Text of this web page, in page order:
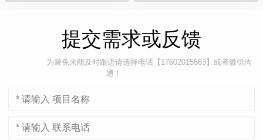
提交需求或反馈
为避免未能及时跟进请选择电话【17602015563】或者微信沟
通！